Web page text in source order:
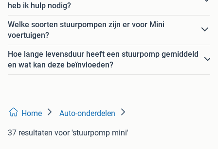
heb ik hulp nodig?
Welke soorten stuurpompen zijn er voor Mini
voertuigen?
Hoe lange levensduur heeft een stuurpomp gemiddeld
en wat kan deze beïnvloeden?
Home Auto-onderdelen
37 resultaten voor 'stuurpomp mini'